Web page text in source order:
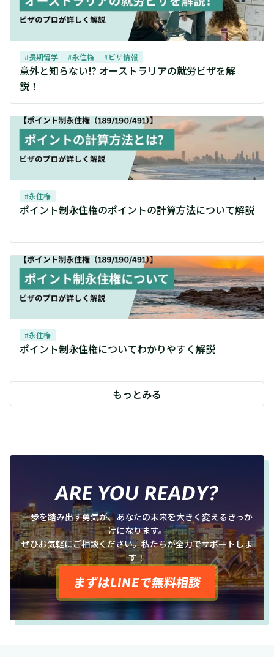
#長期留学 #永住権 #ビザ情報
意外と知らない!? オーストラリアの就労ビザを解
説！
#永住権
ポイント制永住権のポイントの計算方法について解説
#永住権
ポイント制永住権についてわかりやすく解説
もっとみる
ARE YOU READY?
一歩を踏み出す勇気が、あなたの未来を大きく変えるきっか
けになります。
ぜひお気軽にご相談ください。私たちが全力でサポートしま
す！
まずはLINEで無料相談